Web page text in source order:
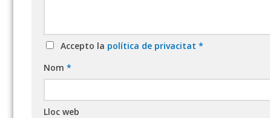
Accepto la política de privacitat *
Nom *
Lloc web